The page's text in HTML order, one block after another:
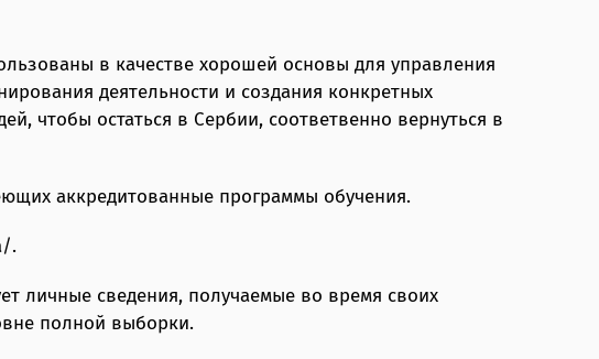
в качестве хорошей основы для управления
деятельности и создания конкретных
чтобы остаться в Сербии, соответвенно вернуться в
аккредитованные программы обучения.
.
личные сведения, получаемые во время своих
полной выборки.